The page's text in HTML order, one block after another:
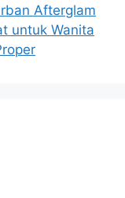
Afterglam
untuk Wanita